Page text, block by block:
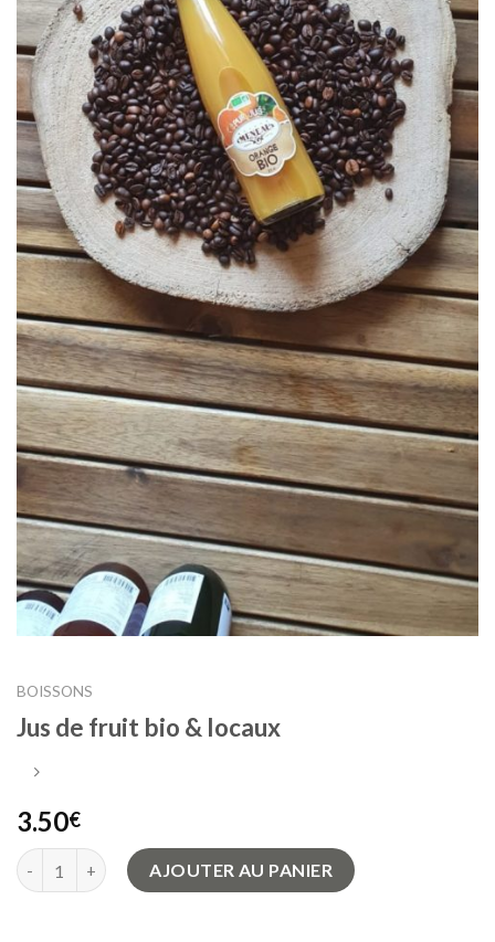
BOISSONS
Jus de fruit bio & locaux
3.50€
quantité de Jus de fruit bio & locaux
AJOUTER AU PANIER